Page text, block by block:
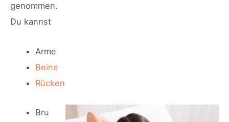
genommen.
Du kannst
Arme
Beine
Rücken
Bru